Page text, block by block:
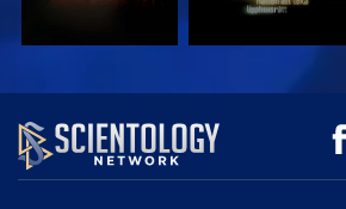
TITTA